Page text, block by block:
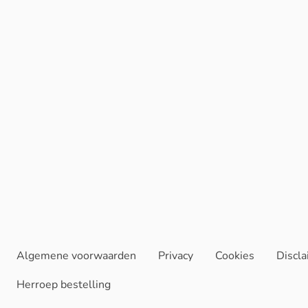
Algemene voorwaarden Privacy Cookies
Herroep bestelling